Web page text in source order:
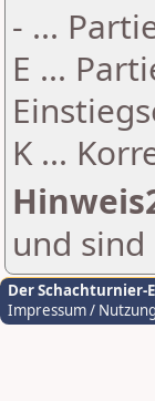
- ...
E ...
K ...
und
Der Schachturnier-
Impressum /